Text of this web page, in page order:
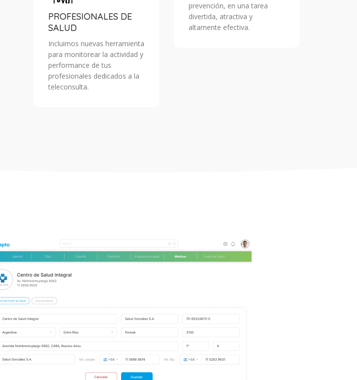
PROFESIONALES DE
SALUD
Incluimos nuevas herramienta
para monitorear la actividad y
performance de tus
profesionales dedicados a la
teleconsulta.
prevención, en una tarea
divertida, atractiva y
altamente efectiva.